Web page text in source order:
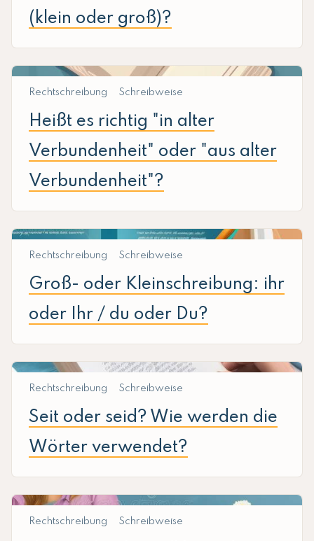
(klein oder groß)?
Rechtschreibung Schreibweise
Heißt es richtig "in alter
Verbundenheit" oder "aus alter
Verbundenheit"?
Rechtschreibung Schreibweise
Groß- oder Kleinschreibung: ihr
oder Ihr / du oder Du?
Rechtschreibung Schreibweise
Seit oder seid? Wie werden die
Wörter verwendet?
Rechtschreibung Schreibweise